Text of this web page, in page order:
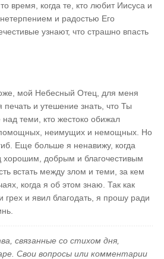
время, когда те, кто любит Иисуса и
и радостью Его
узнают, что страшно впасть
мой Небесный Отец, для меня
и утешение знать, что Ты
теми, кто жестоко обижал
неимущих и немощных. Но
Еще больше я ненавижу, когда
хорошим, добрым и благочестивым
встать между злом и теми, за кем
когда я об этом знаю. Так как
грех и явил благодать, я прошу ради
связанные со стихом дня,
Свои вопросы или комментарии